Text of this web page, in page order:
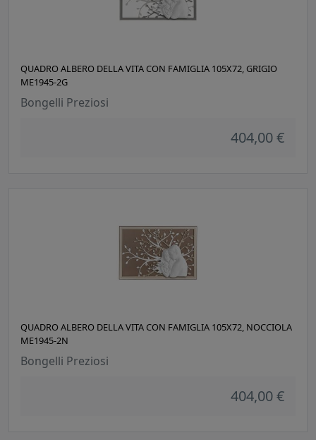
QUADRO ALBERO DELLA VITA CON FAMIGLIA 105X72, GRIGIO
ME1945-2G
Bongelli Preziosi
404,00 €
QUADRO ALBERO DELLA VITA CON FAMIGLIA 105X72, NOCCIOLA
ME1945-2N
Bongelli Preziosi
404,00 €